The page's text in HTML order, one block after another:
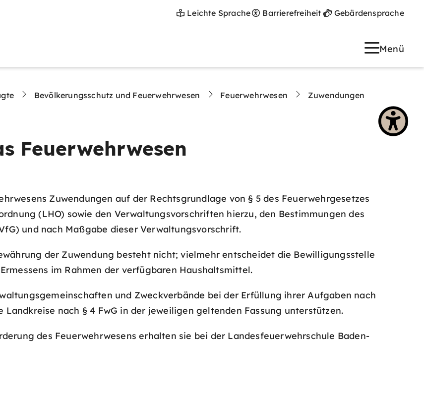
Leichte Sprache Barrierefreiheit Gebärdensprache
Menü
Bevölkerungsschutz und Feuerwehrwesen Feuerwehrwesen Zuwendungen
Feuerwehrwesen
Zuwendungen auf der Rechtsgrundlage von § 5 des Feuerwehrgesetzes
(LHO) sowie den Verwaltungsvorschriften hierzu, den Bestimmungen des
und nach Maßgabe dieser Verwaltungsvorschrift.
der Zuwendung besteht nicht; vielmehr entscheidet die Bewilligungsstelle
im Rahmen der verfügbaren Haushaltsmittel.
und Zweckverbände bei der Erfüllung ihrer Aufgaben nach
Landkreise nach § 4 FwG in der jeweiligen geltenden Fassung unterstützen.
des Feuerwehrwesens erhalten sie bei der Landesfeuerwehrschule Baden-